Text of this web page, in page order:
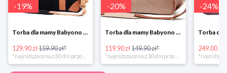
-19%
Torba dla mamy Babyono 1505/01 Comfort Icoinic 5/5
129.90 zł159.90 zł*
-20%
Torba dla mamy Babyono 1507/01 Comfort Chic w super cenie
119.90 zł149.90 zł*
-24%
249.00 zł